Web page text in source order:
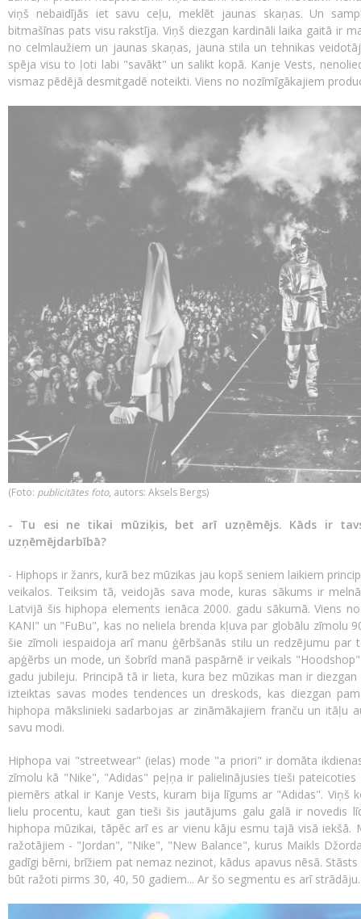
viņš nebaidījās iet savu ceļu, meklēt jaunas skaņas. Un
bitmašīnas pats visu rakstīja. Viņš diezgan kardināli laika gaitā ir
no celmlaužiem un jaunas skaņas, jauna stila un tehnikas
spēja visu to ļoti labi "savākt" un salikt kopā. Kanje Vests,
vismaz pēdējā desmitgadē noteikti. Viens no nozīmīgākajiem
​(Foto: publicitātes foto, autors: Aksels Bergs)
- Tu esi ne tikai mūziķis, bet arī uzņēmējs. Kāds ir
uzņēmējdarbībā?
- Hiphops ir žanrs, kurā bez mūzikas jau kopš seniem laikiem
veikalos. Teiksim tā, veidojās sava mode, kuras sākums ir
Latvijā šis hiphopa elements ienāca 2000. gadu sākumā. Viens
KANI" un "FuBu", kas no neliela brenda kļuva par globālu zīmolu
šie zīmoli iespaidoja arī manu ģērbšanās stilu un redzējumu par
apģērbs un mode, un šobrīd manā paspārnē ir veikals
gadu jubileju. Principā tā ir lieta, kura bez mūzikas man ir
izteiktas savas modes tendences un dreskods, kas diezgan
hiphopa mākslinieki sadarbojas ar zināmākajiem franču un itāļu
savu modi.
Hiphopa vai "streetwear" (ielas) mode "a priori" ir domāta
zīmolu kā "Nike", "Adidas" peļņa ir palielinājusies tieši
piemērs atkal ir Kanje Vests, kuram bija līgums ar "Adidas". Viņš
lielu procentu, kaut gan tieši šis jautājums galu galā ir novedis
hiphopa mūzikai, tāpēc arī es ar vienu kāju esmu tajā visā iekšā.
ražotājiem - "Jordan", "Nike", "New Balance", kurus Maikls
gadīgi bērni, brīžiem pat nemaz nezinot, kādus apavus nēsā.
būt ražoti pirms 30, 40, 50 gadiem... Ar šo segmentu es arī strādāju.